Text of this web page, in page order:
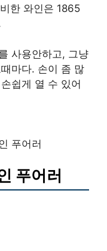
한 와인은 1865
사용안하고, 그냥
마다. 손이 좀 많
쉽게 열 수 있어
푸어러
푸어러